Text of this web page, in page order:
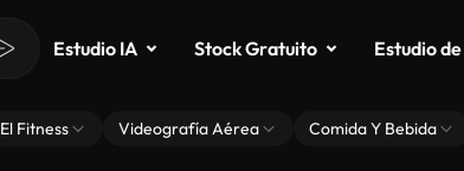
Estudio IA Stock Gratuito Estudio
El Fitness Videografía Aérea Comida Y Bebida